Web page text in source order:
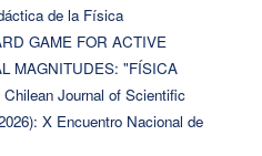
de la Física
GAME FOR ACTIVE
MAGNITUDES: "FÍSICA
Chilean Journal of Scientific
X Encuentro Nacional de